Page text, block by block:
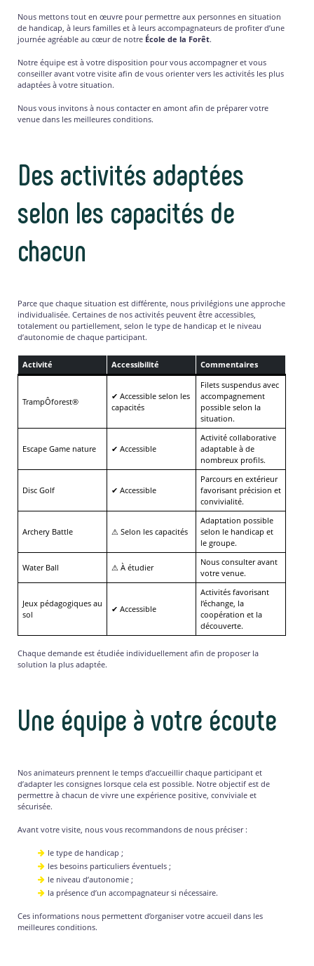
Nous mettons tout en œuvre pour permettre aux personnes en situation
de handicap, à leurs familles et à leurs accompagnateurs de profiter d’une
journée agréable au cœur de notre École de la Forêt.
Notre équipe est à votre disposition pour vous accompagner et vous
conseiller avant votre visite afin de vous orienter vers les activités les plus
adaptées à votre situation.
Nous vous invitons à nous contacter en amont afin de préparer votre
venue dans les meilleures conditions.
Des activités adaptées
selon les capacités de
chacun
Parce que chaque situation est différente, nous privilégions une approche
individualisée. Certaines de nos activités peuvent être accessibles,
totalement ou partiellement, selon le type de handicap et le niveau
d’autonomie de chaque participant.
Activité Accessibilité Commentaires
TrampÔforest®
✔ Accessible selon les
capacités
Filets suspendus avec
accompagnement
possible selon la
situation.
Escape Game nature ✔ Accessible
Activité collaborative
adaptable à de
nombreux profils.
Disc Golf ✔ Accessible
Parcours en extérieur
favorisant précision et
convivialité.
Archery Battle ⚠ Selon les capacités
Adaptation possible
selon le handicap et
le groupe.
Water Ball ⚠ À étudier
Nous consulter avant
votre venue.
Jeux pédagogiques au
sol
✔ Accessible
Activités favorisant
l’échange, la
coopération et la
découverte.
Chaque demande est étudiée individuellement afin de proposer la
solution la plus adaptée.
Une équipe à votre écoute
Nos animateurs prennent le temps d’accueillir chaque participant et
d’adapter les consignes lorsque cela est possible. Notre objectif est de
permettre à chacun de vivre une expérience positive, conviviale et
sécurisée.
Avant votre visite, nous vous recommandons de nous préciser :
le type de handicap ;
les besoins particuliers éventuels ;
le niveau d’autonomie ;
la présence d’un accompagnateur si nécessaire.
Ces informations nous permettent d’organiser votre accueil dans les
meilleures conditions.